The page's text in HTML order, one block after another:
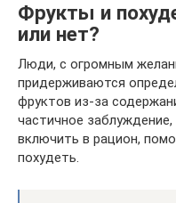
Фрукты и
или нет?
Люди, с огромным
придерживаются
фруктов из-за
частичное
включить в рацион,
похудеть.